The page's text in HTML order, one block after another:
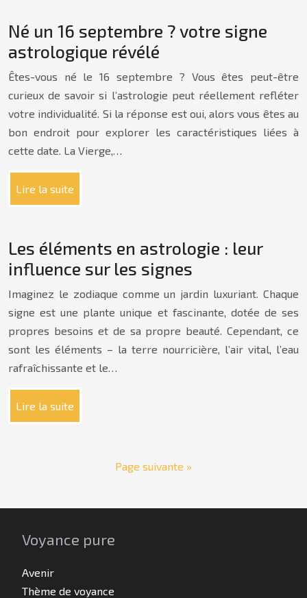
Né un 16 septembre ? votre signe
astrologique révélé
Êtes-vous né le 16 septembre ? Vous êtes peut-être
curieux de savoir si l’astrologie peut réellement refléter
votre individualité. Si la réponse est oui, alors vous êtes au
bon endroit pour explorer les caractéristiques liées à
cette date. La Vierge,…
Lire la suite
Les éléments en astrologie : leur
influence sur les signes
Imaginez le zodiaque comme un jardin luxuriant. Chaque
signe est une plante unique et fascinante, dotée de ses
propres besoins et de sa propre beauté. Cependant, ce
sont les éléments – la terre nourricière, l’air vital, l’eau
rafraîchissante et le…
Lire la suite
Page suivante »
Voyance pure
Avenir
Thème de voyance